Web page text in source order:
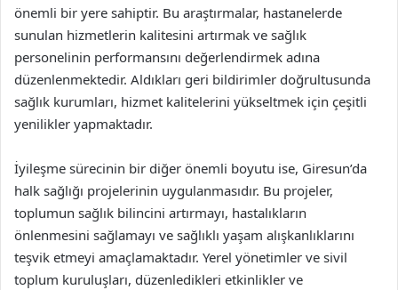
önemli bir yere sahiptir. Bu araştırmalar, hastanelerde
sunulan hizmetlerin kalitesini artırmak ve sağlık
personelinin performansını değerlendirmek adına
düzenlenmektedir. Aldıkları geri bildirimler doğrultusunda
sağlık kurumları, hizmet kalitelerini yükseltmek için çeşitli
yenilikler yapmaktadır.
İyileşme sürecinin bir diğer önemli boyutu ise, Giresun’da
halk sağlığı projelerinin uygulanmasıdır. Bu projeler,
toplumun sağlık bilincini artırmayı, hastalıkların
önlenmesini sağlamayı ve sağlıklı yaşam alışkanlıklarını
teşvik etmeyi amaçlamaktadır. Yerel yönetimler ve sivil
toplum kuruluşları, düzenledikleri etkinlikler ve